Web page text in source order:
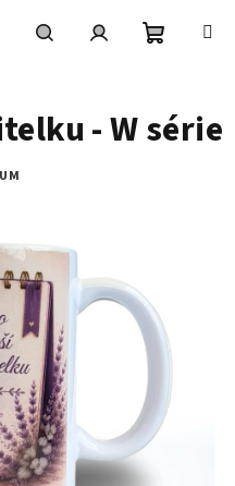
košík
- W série